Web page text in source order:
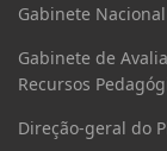
Gabinete
Gabinete de
Recursos
Direção-geral do